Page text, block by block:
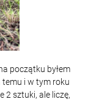
początku byłem
i w tym roku
2 sztuki, ale liczę,